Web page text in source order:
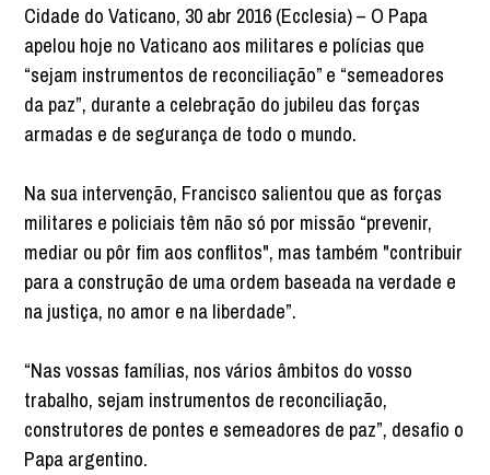
Cidade do Vaticano, 30 abr 2016 (Ecclesia) – O Papa
apelou hoje no Vaticano aos militares e polícias que
“sejam instrumentos de reconciliação” e “semeadores
da paz”, durante a celebração do jubileu das forças
armadas e de segurança de todo o mundo.
Na sua intervenção, Francisco salientou que as forças
militares e policiais têm não só por missão “prevenir,
mediar ou pôr fim aos conflitos", mas também "contribuir
para a construção de uma ordem baseada na verdade e
na justiça, no amor e na liberdade”.
“Nas vossas famílias, nos vários âmbitos do vosso
trabalho, sejam instrumentos de reconciliação,
construtores de pontes e semeadores de paz”, desafio o
Papa argentino.